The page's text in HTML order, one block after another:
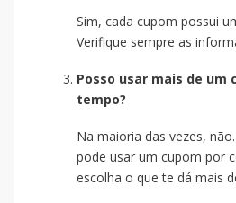
Sim, cada cupom possui
Verifique sempre as
Posso usar mais de um
tempo?
Na maioria das vezes,
pode usar um cupom por
escolha o que te dá mais